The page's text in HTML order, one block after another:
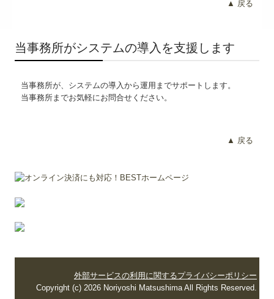
▲ 戻る
当事務所がシステムの導入を支援します
当事務所が、システムの導入から運用までサポートします。
当事務所までお気軽にお問合せください。
▲ 戻る
外部サービスの利用に関するプライバシーポリシー
Copyright (c) 2026 Noriyoshi Matsushima All Rights Reserved.